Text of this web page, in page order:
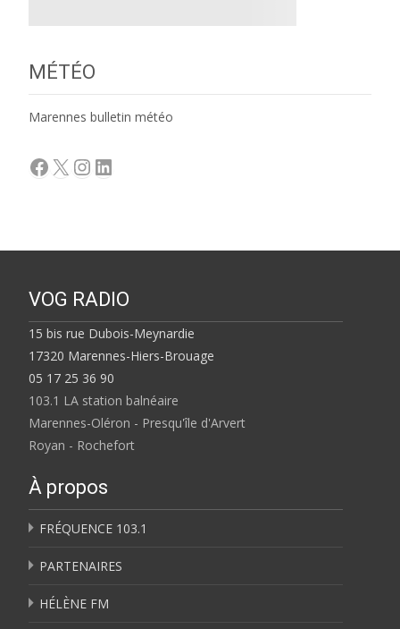
MÉTÉO
Marennes bulletin météo
Facebook
X Instagram
LinkedIn
VOG RADIO
15 bis rue Dubois-Meynardie
17320 Marennes-Hiers-Brouage
05 17 25 36 90
103.1 LA station balnéaire
Marennes-Oléron - Presqu'île d'Arvert
Royan - Rochefort
À propos
FRÉQUENCE 103.1
PARTENAIRES
HÉLÈNE FM